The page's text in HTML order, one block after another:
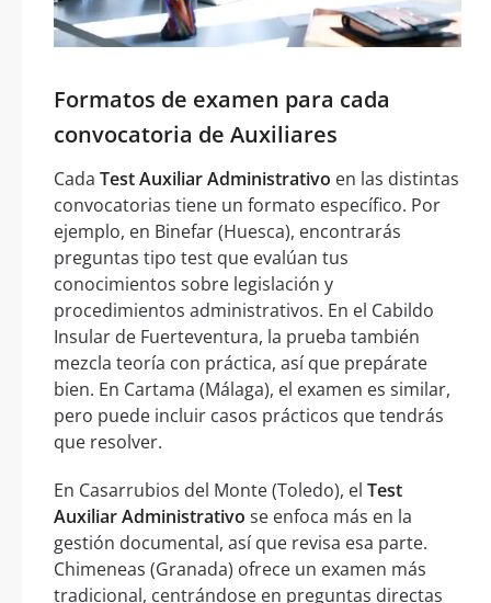
Formatos de examen para cada
convocatoria de Auxiliares
Cada Test Auxiliar Administrativo en las distintas
convocatorias tiene un formato específico. Por
ejemplo, en Binefar (Huesca), encontrarás
preguntas tipo test que evalúan tus
conocimientos sobre legislación y
procedimientos administrativos. En el Cabildo
Insular de Fuerteventura, la prueba también
mezcla teoría con práctica, así que prepárate
bien. En Cartama (Málaga), el examen es similar,
pero puede incluir casos prácticos que tendrás
que resolver.
En Casarrubios del Monte (Toledo), el Test
Auxiliar Administrativo se enfoca más en la
gestión documental, así que revisa esa parte.
Chimeneas (Granada) ofrece un examen más
tradicional, centrándose en preguntas directas